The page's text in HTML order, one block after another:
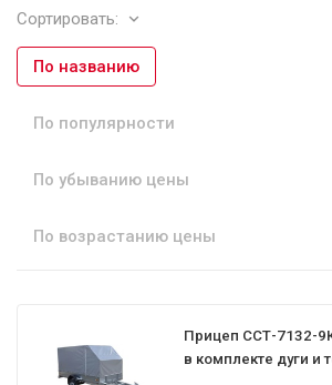
Сортировать:
По названию
По популярности
По убыванию цены
По возрастанию цены
Прицеп ССТ-7132-
в комплекте дуги и